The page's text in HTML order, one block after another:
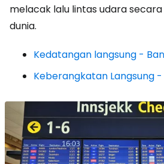
melacak lalu lintas udara
dunia.
Kedatangan langsung -
Keberangkatan Langsung -